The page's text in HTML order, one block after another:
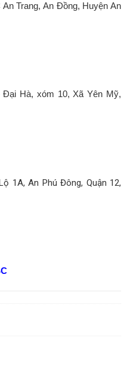
Trang, An Đồng, Huyện An
Hà, xóm 10, Xã Yên Mỹ,
1A, An Phú Đông, Quận 12,